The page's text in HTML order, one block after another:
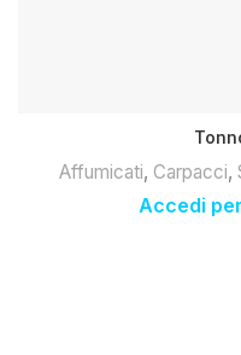
Affumicati, Carpacci,
Accedi